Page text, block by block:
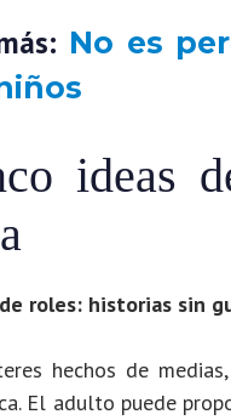
No es
ideas
roles: historias sin
hechos de
El adulto puede